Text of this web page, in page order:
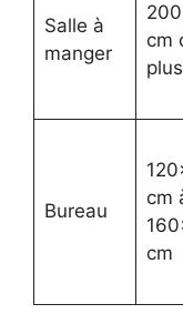
Salle à
manger
cm
plus
Bureau
cm
cm